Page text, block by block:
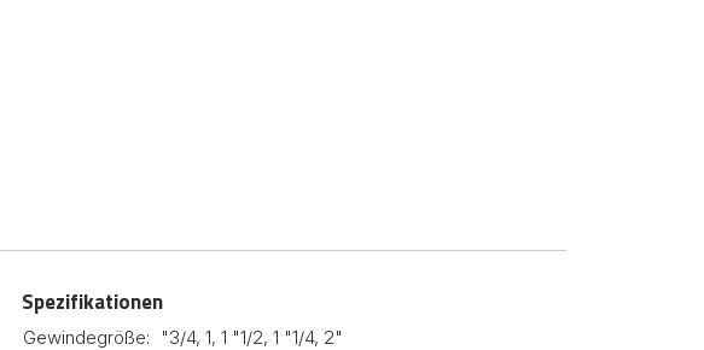
Spezifikationen
Gewindegröße:
"3/4, 1, 1 "1/2, 1 "1/4, 2"